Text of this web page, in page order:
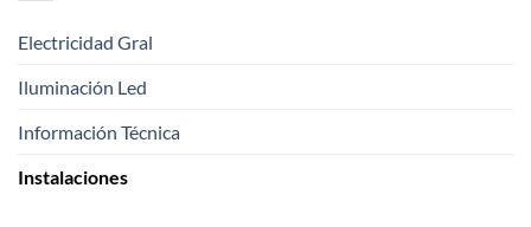
Electricidad Gral
Iluminación Led
Información Técnica
Instalaciones